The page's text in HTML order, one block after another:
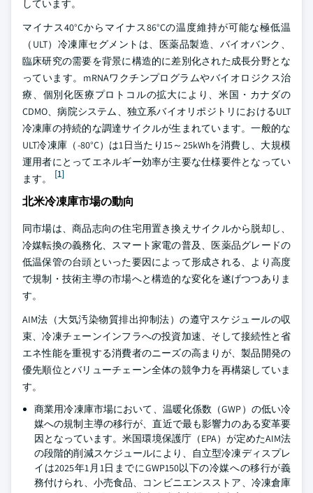
しています。
マイナス40°Cからマイナス86°Cの温度維持が可能な極低温
（ULT）冷凍庫セグメントは、医薬品製造、バイオバンク、
臨床研究の需要を背景に構造的に差別化された成長分野とな
っています。mRNAワクチンプログラムやバイオロジクス治
療、個別化医療プロトコルの拡大により、米国・カナダの
CDMO、病院システム、独立系バイオリポジトリにおけるULT
冷凍庫の持続的な調達サイクルが生まれています。一般的な
ULT冷凍庫（-80°C）は1日当たり15～25kWhを消費し、大規模
運用者にとってエネルギー効率が主要な仕様要件となってい
ます。
[1]
北米冷凍庫市場の動向
同市場は、商品志向の住宅用置き換えサイクルから脱却し、
冷媒転換の義務化、スマート家電の普及、医薬品グレードの
低温保管の台頭といった要因によって形成される、より高度
で規制・技術主導の市場へと構造的な変化を遂げつつありま
す。
AIM法（大気汚染物質排出抑制法）の遵守スケジュールの収
束、冷凍チェーンインフラへの投資加速、そして接続性と省
エネ性能を重視する消費者のニーズの高まりが、製品開発の
優先順位とバリューチェーン全体の競争力を再構築していま
す。
商業用冷凍庫市場において、温暖化係数（GWP）の低い冷
媒への規制主導の移行が、直近で最も影響力のある変革要
因となっています。米国環境保護庁（EPA）が定めたAIM法
の段階的削減スケジュールにより、自立型冷凍ディスプレ
イは2025年1月1日までにGWP150以下の冷媒への移行が義
務付けられ、小売食品、コンビニエンスストア、冷凍倉庫